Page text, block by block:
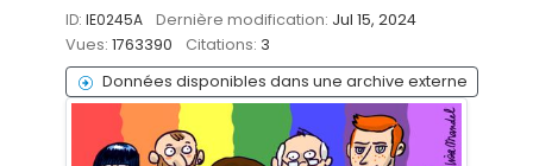
ID: IE0245A Dernière modification: Jul 15, 2024
Vues: 1763390 Citations: 3
Données disponibles dans une archive externe